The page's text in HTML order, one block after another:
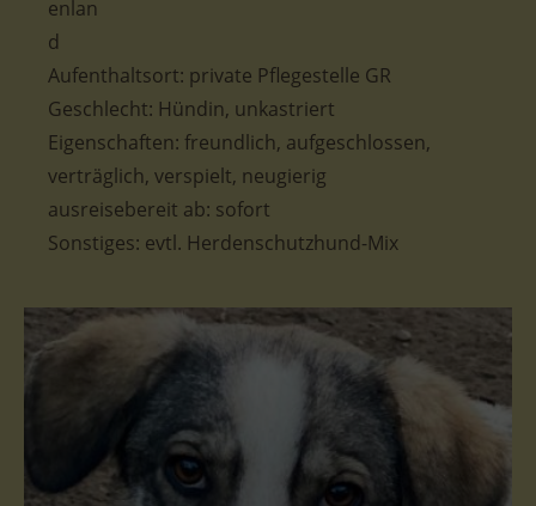
Aufenthaltsort: private Pflegestelle GR
Geschlecht: Hündin, unkastriert
Eigenschaften: freundlich, aufgeschlossen,
verträglich, verspielt, neugierig
ausreisebereit ab: sofort
Sonstiges: evtl. Herdenschutzhund-Mix